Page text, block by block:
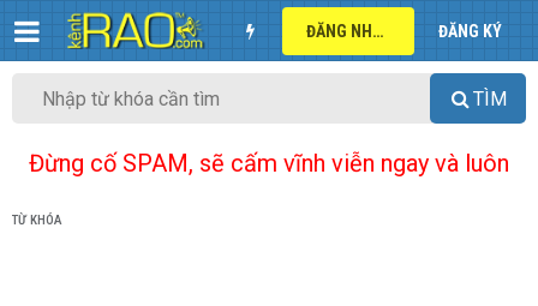
ĐĂNG NHẬP ĐĂNG KÝ
TÌM
Đừng cố SPAM, sẽ cấm vĩnh viễn ngay và luôn
TỪ KHÓA